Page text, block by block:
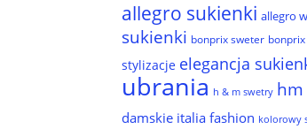
allegro sukienki allegro
sukienki bonprix sweter
stylizacje elegancja
ubrania h & m swetry
damskie italia fashion kolorowy